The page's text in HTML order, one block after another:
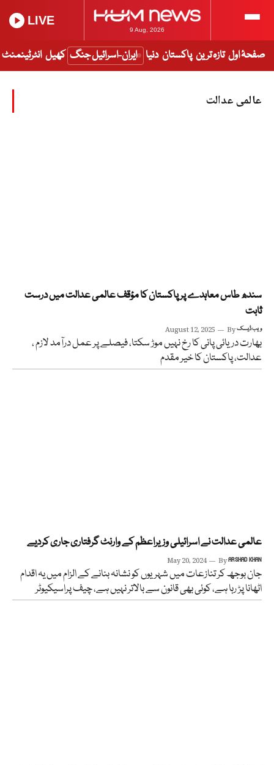
9 Aug, 2026
LIVE
صفحۂ اول تازہ ترین پاکستان دنیا ایران-اسرائیل جنگ کھیل انٹرٹینمنٹ
عالمی عدالت
سندھ طاس معاہدے پر پاکستان کا مؤقف عالمی عدالت میں درست
ثابت
August 12, 2025 Byویب ڈیسک
بھارت دریائی پانی کا رخ نہیں موڑ سکتا، فیصلے پر عمل درآمد لازم ،
عدالت، پاکستان کا خیر مقدم
عالمی عدالت نے اسرائیلی وزیراعظم کے وارنٹ گرفتاری جاری کردیے
May 20, 2024 ByARSHAD KHAN
جان بوجھ کر تنازعات میں شہریوں کو نشانہ بنانے کے الزام میں یہ اقدام
اٹھانا پڑ رہا ہے، کوئی بھی قانون سے بالاتر نہیں ہے، چیف پراسیکیوٹر